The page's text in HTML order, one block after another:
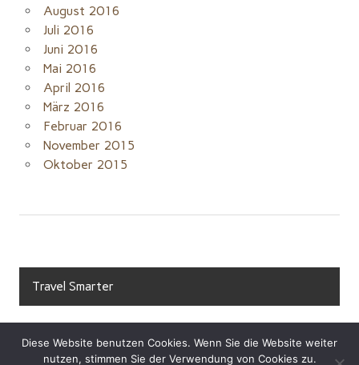
August 2016
Juli 2016
Juni 2016
Mai 2016
April 2016
März 2016
Februar 2016
November 2015
Oktober 2015
Travel Smarter
Diese Website benutzen Cookies. Wenn Sie die Website weiter
nutzen, stimmen Sie der Verwendung von Cookies zu.